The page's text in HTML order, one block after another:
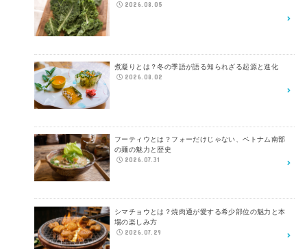
2026.08.05
煮凝りとは？冬の季語が語る知られざる起源と進化
2026.08.02
フーティウとは？フォーだけじゃない、ベトナム南部
の麺の魅力と歴史
2026.07.31
シマチョウとは？焼肉通が愛する希少部位の魅力と本
場の楽しみ方
2026.07.29